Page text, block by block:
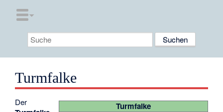
Turmfalke
Turmfalke
Der